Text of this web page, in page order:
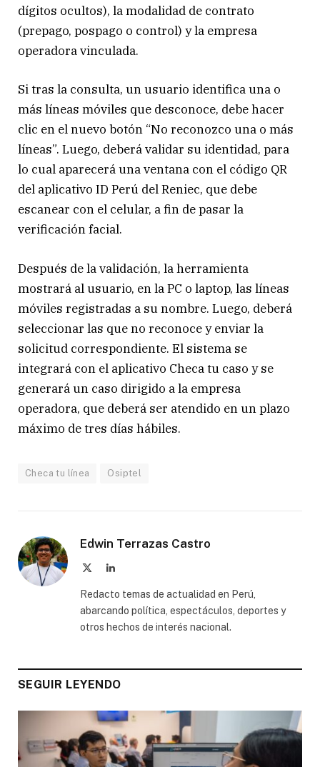
dígitos ocultos), la modalidad de contrato
(prepago, pospago o control) y la empresa
operadora vinculada.
Si tras la consulta, un usuario identifica una o
más líneas móviles que desconoce, debe hacer
clic en el nuevo botón “No reconozco una o más
líneas”. Luego, deberá validar su identidad, para
lo cual aparecerá una ventana con el código QR
del aplicativo ID Perú del Reniec, que debe
escanear con el celular, a fin de pasar la
verificación facial.
Después de la validación, la herramienta
mostrará al usuario, en la PC o laptop, las líneas
móviles registradas a su nombre. Luego, deberá
seleccionar las que no reconoce y enviar la
solicitud correspondiente. El sistema se
integrará con el aplicativo Checa tu caso y se
generará un caso dirigido a la empresa
operadora, que deberá ser atendido en un plazo
máximo de tres días hábiles.
Checa tu línea Osiptel
Edwin Terrazas Castro
LinkedIn
Redacto temas de actualidad en Perú,
abarcando política, espectáculos, deportes y
otros hechos de interés nacional.
SEGUIR LEYENDO